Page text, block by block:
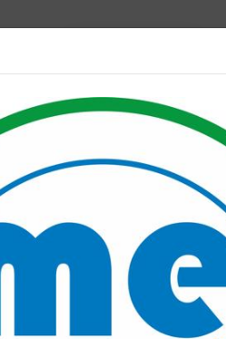
Unser Verein Mitgliederservice